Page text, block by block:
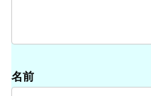
名前